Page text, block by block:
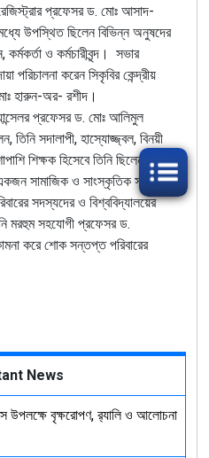
প্রফেসর ড. মোঃ আসাদ-
উপস্থিত ছিলেন বিভিন্ন অনুষদের
কর্মকর্তা ও কর্মচারীবৃন্দ। সভার
করেন সিকৃবির কেন্দ্রীয়
হারুন-অর- রশীদ।
প্রফেসর ড. মোঃ আলিমুল
তিনি সদালাপী, হাস্যোজ্জ্বল, বিনয়ী
শিক্ষক হিসেবে তিনি ছিলেন
সামাজিক ও সাংস্কৃতিক সংগঠক
সদস্যদের ও বিশ্ববিদ্যালয়ের
মরহুম সহযোগী প্রফেসর ড.
করে শোক সন্তপ্ত পরিবারের
News
উপলক্ষে বৃক্ষরোপণ, র‍্যালি ও আলোচনা